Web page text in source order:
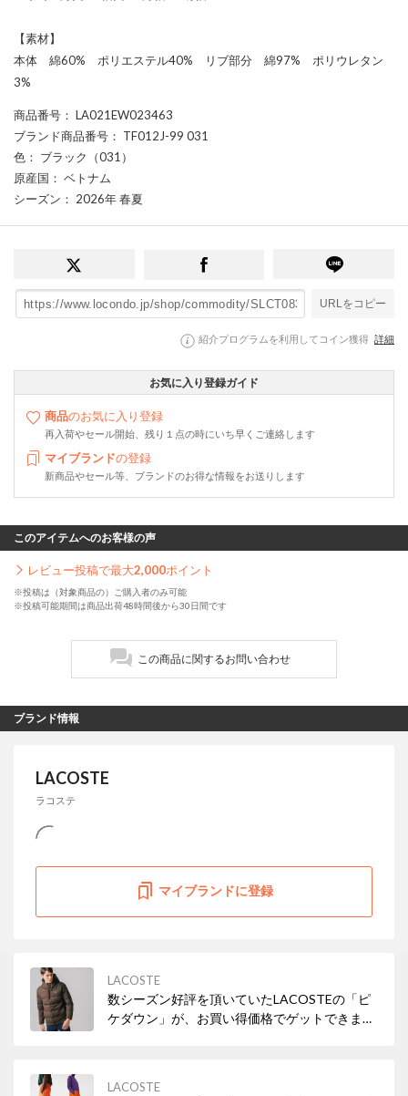
【素材】
本体 綿60% ポリエステル40% リブ部分 綿97% ポリウレタン
3%
商品番号 ： LA021EW023463
ブランド商品番号 ： TF012J-99 031
色 ： ブラック（031）
原産国 ： ベトナム
シーズン ： 2026年 春夏
URLをコピー
紹介プログラムを利用してコイン獲得 詳細
お気に入り登録ガイド
商品のお気に入り登録
再入荷やセール開始、残り１点の時にいち早くご連絡します
マイブランドの登録
新商品やセール等、ブランドのお得な情報をお送りします
このアイテムへのお客様の声
レビュー投稿で最大2,000ポイント
※投稿は（対象商品の）ご購入者のみ可能
※投稿可能期間は商品出荷48時間後から30日間です
この商品に関するお問い合わせ
ブランド情報
LACOSTE
ラコステ
マイブランドに登録
LACOSTE
数シーズン好評を頂いていたLACOSTEの「ピ
ケダウン」が、お買い得価格でゲットできま
LACOSTE